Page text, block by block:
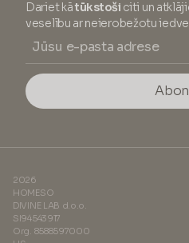
Dariet kātūkstoši citi un
veselību ar neierobežotu
2026
HOMESO
DIVINE LAB d.o.o.
SI94543917
Org. 8588597000